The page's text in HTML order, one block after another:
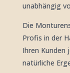
unabhängig
Die
Profis in der
Ihren Kunden
natürliche